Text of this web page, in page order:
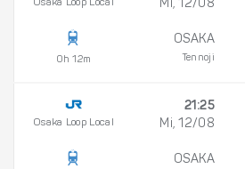
Osaka Loop Local
0h 12m
Mi, 12/08
OSAKA
Tennoji
Osaka Loop Local
21:25
Mi, 12/08
OSAKA